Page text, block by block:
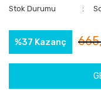
Stok Durumu
%37 Kazanç